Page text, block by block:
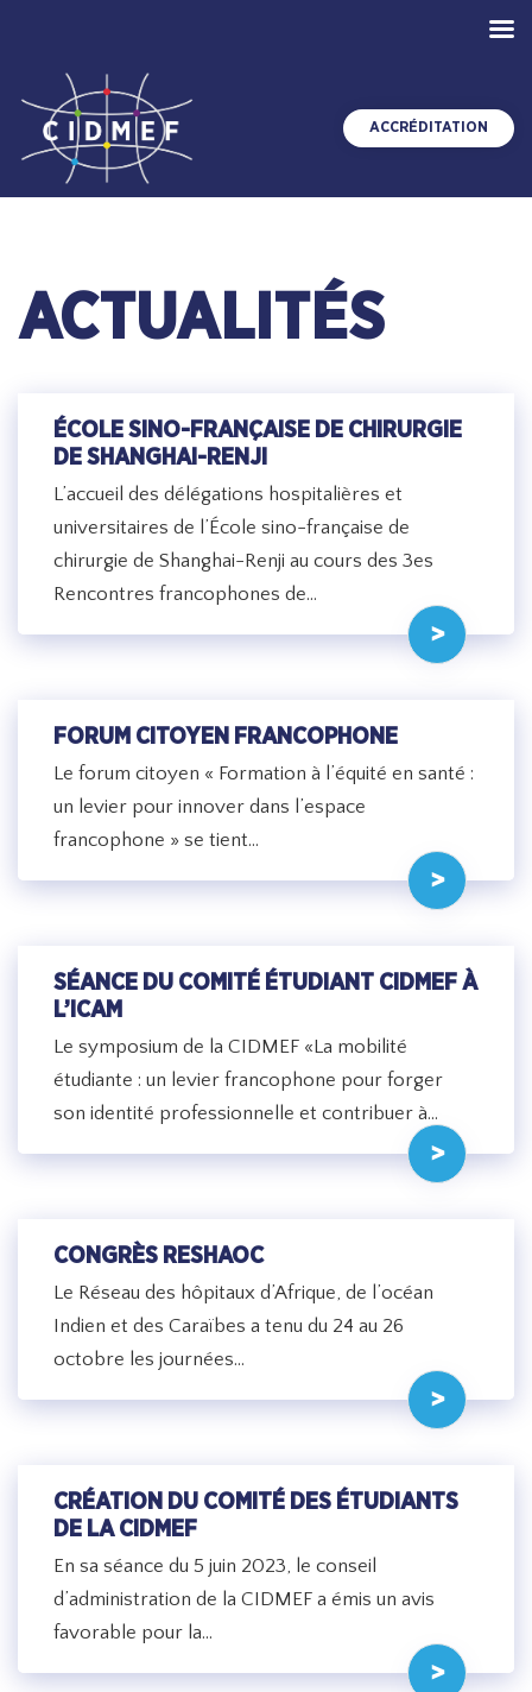
ACCRÉDITATION
ACTUALITÉS
ÉCOLE SINO-FRANÇAISE DE CHIRURGIE
DE SHANGHAI-RENJI
L’accueil des délégations hospitalières et
universitaires de l’École sino-française de
chirurgie de Shanghai-Renji au cours des 3es
Rencontres francophones de…
FORUM CITOYEN FRANCOPHONE
Le forum citoyen « Formation à l’équité en santé :
un levier pour innover dans l’espace
francophone » se tient…
SÉANCE DU COMITÉ ÉTUDIANT CIDMEF À
L’ICAM
Le symposium de la CIDMEF «La mobilité
étudiante : un levier francophone pour forger
son identité professionnelle et contribuer à…
CONGRÈS RESHAOC
Le Réseau des hôpitaux d’Afrique, de l’océan
Indien et des Caraïbes a tenu du 24 au 26
octobre les journées…
CRÉATION DU COMITÉ DES ÉTUDIANTS
DE LA CIDMEF
En sa séance du 5 juin 2023, le conseil
d’administration de la CIDMEF a émis un avis
favorable pour la…